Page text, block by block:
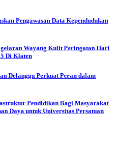
Pengawasan Data Kependudukan
Wayang Kulit Peringatan Hari
Di Klaten
Delanggu Perkuat Peran dalam
Pendidikan Bagi Masyarakat
Daya untuk Universitas Persatuan